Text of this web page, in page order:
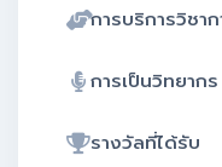
การบริการวิชาก
การเป็นวิทยากร
รางวัลที่ได้รับ